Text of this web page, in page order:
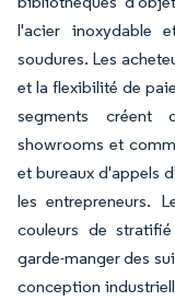
l'acier inoxydable
soudures. Les
et la flexibilité de
segments créent
showrooms et
et bureaux d'appels
les entrepreneurs.
couleurs de
garde-manger des
conception